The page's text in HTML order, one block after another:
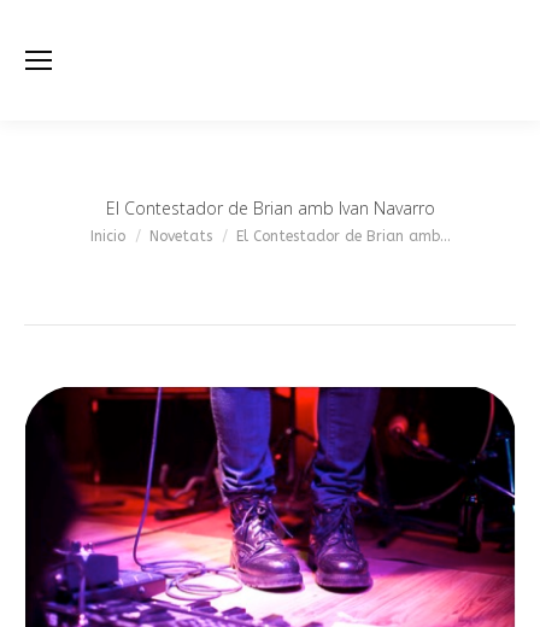
El Contestador de Brian amb Ivan Navarro
Estás aquí:
Inicio Novetats El Contestador de Brian amb…